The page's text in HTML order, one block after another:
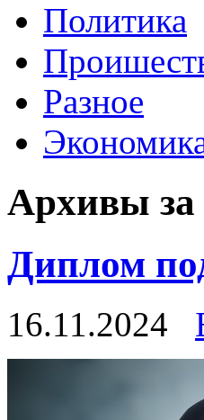
Политика
Разное
Архивы за
Диплом
16.11.2024